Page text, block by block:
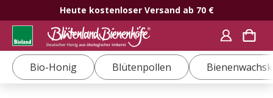
Heute kostenloser Versand ab 70 €
Bio-Honig Blütenpollen